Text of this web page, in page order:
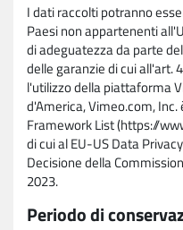
I dati raccolti potranno
Paesi non appartenenti
di adeguatezza da parte
delle garanzie di cui all'art.
l'utilizzo della piattaforma
d'America, Vimeo.com,
Framework List (https://
di cui al EU-US Data
Decisione della
2023.
Periodo di